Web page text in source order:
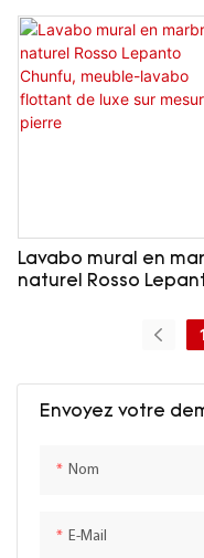
Envoyez votre
Nom
E-Mail
Chunfu, style Wabi-
Sabi, meuble-lavabo
mesure en bois
Lavabo mural en
naturel Rosso
flottant de luxe sur
mesure en pierre